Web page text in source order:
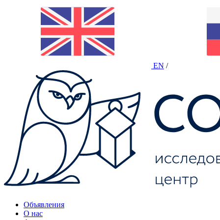
EN /
Объявления
О нас